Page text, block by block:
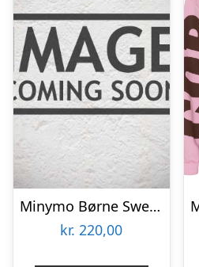
Minymo Børne Sweatsæt – Dark Navy – 152
kr. 220,00